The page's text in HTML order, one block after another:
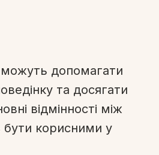
можуть допомагати
та досягати
відмінності між
корисними у